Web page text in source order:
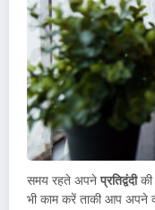
समय रहते अपनेप्रतिद्वंदी
भी काम करें ताकी आप अपने